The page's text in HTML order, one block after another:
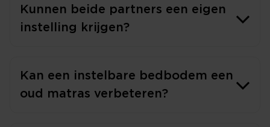
Kunnen beide partners een eigen
instelling krijgen?
Kan een instelbare bedbodem een
oud matras verbeteren?